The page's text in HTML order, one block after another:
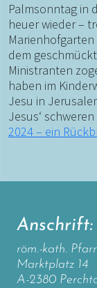
Palmsonntag in
heuer wieder –
dem
Ministranten
haben im
Jesu in
Jesus‘
2024 – ein
Anschrift:
röm.-kath.
Marktplatz 14
A-2380